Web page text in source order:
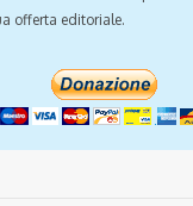
Condividi via email